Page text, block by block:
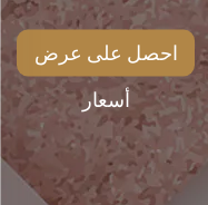
احصل على عرض
أسعار